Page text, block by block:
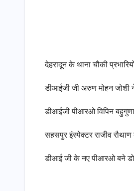
देहरादून के थाना चौकी
डीआईजी जी अरुण मोहन जोशी ने
डीआईजी पीआरओ विपिन
सहसपुर इंस्पेक्टर राजीव
डीआई जी के नए पीआरओ बने